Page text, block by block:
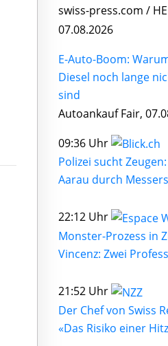
swiss-press.com /
07.08.2026
E-Auto-Boom:
Diesel noch lange
sind
Autoankauf Fair,
09:36 Uhr
Polizei sucht
Aarau durch
22:12 Uhr
Monster-Prozess in
Vincenz: Zwei
21:52 Uhr
Der Chef von Swiss
«Das Risiko einer